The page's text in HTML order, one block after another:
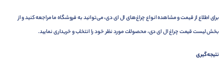
برای اطلاع از قیمت و مشاهده انواع چراغ‌های ال ای دی، می‌توانید به فروشگاه ما مراجعه کنید و از
بخش لیست قیمت چراغ ال ای دی، محصولات مورد نظر خود را انتخاب و خریداری نمایید.
نتیجه‌گیری